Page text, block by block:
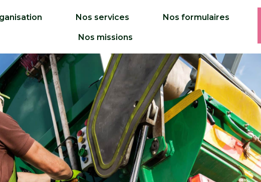
Nos services Nos formulaires
Nos missions